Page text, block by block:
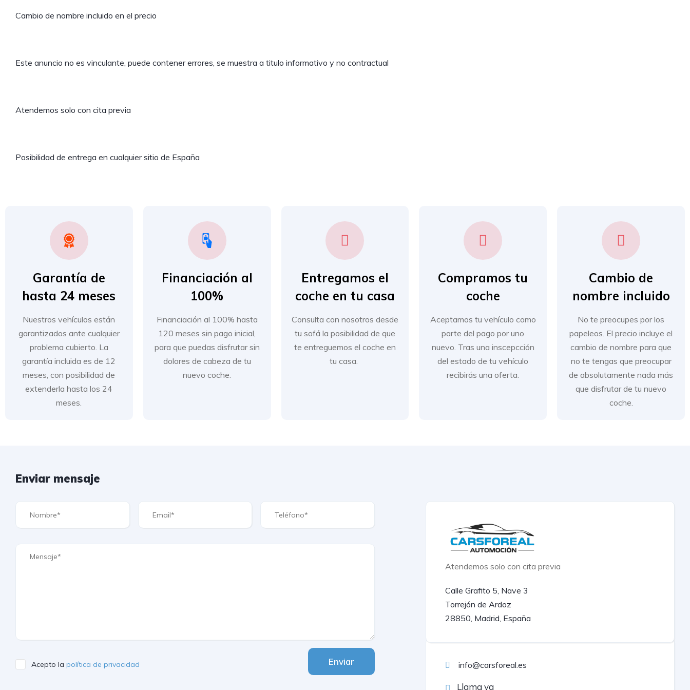
Cambio de nombre incluido en el precio
Este anuncio no es vinculante, puede contener errores, se muestra a titulo informativo y no contractual
Atendemos solo con cita previa
Posibilidad de entrega en cualquier sitio de España
Garantía de
hasta 24 meses
Nuestros vehículos están
garantizados ante cualquier
problema cubierto. La
garantía incluida es de 12
meses, con posibilidad de
extenderla hasta los 24
meses.
Financiación al
100%
Financiación al 100% hasta
120 meses sin pago inicial,
para que puedas disfrutar sin
dolores de cabeza de tu
nuevo coche.
Entregamos el
coche en tu casa
Consulta con nosotros desde
tu sofá la posibilidad de que
te entreguemos el coche en
tu casa.
Compramos tu
coche
Aceptamos tu vehículo como
parte del pago por uno
nuevo. Tras una inscepcción
del estado de tu vehículo
recibirás una oferta.
Cambio de
nombre incluido
No te preocupes por los
papeleos. El precio incluye el
cambio de nombre para que
no te tengas que preocupar
de absolutamente nada más
que disfrutar de tu nuevo
coche.
Enviar mensaje
Acepto la política de privacidad Enviar
Atendemos solo con cita previa
Calle Grafito 5, Nave 3
Torrejón de Ardoz
28850, Madrid, España
info@carsforeal.es
Llama ya